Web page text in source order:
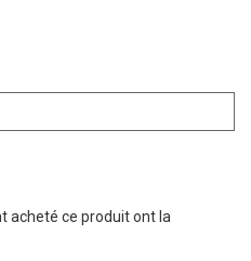
acheté ce produit ont la